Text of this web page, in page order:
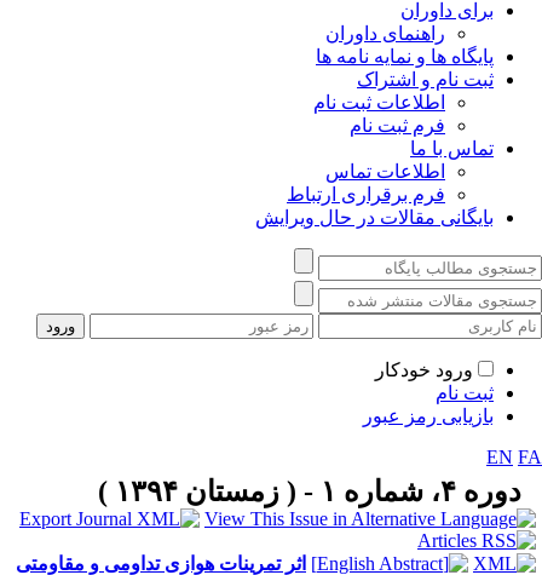
برای داوران
راهنمای داوران
پایگاه ها و نمایه نامه ها
ثبت نام و اشتراک
اطلاعات ثبت نام
فرم ثبت نام
تماس با ما
اطلاعات تماس
فرم برقراری ارتباط
بایگانی مقالات در حال ویرایش
ورود خودکار
ثبت نام
بازیابی رمز عبور
EN
دوره ۴، شماره ۱ - ( زمستان ۱۳۹۴ )
اثر تمرینات هوازی تداومی و مقاومتی